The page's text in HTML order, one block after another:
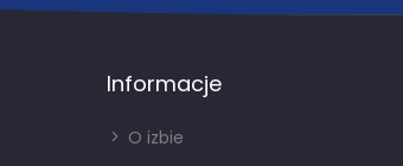
Informacje
O izbie